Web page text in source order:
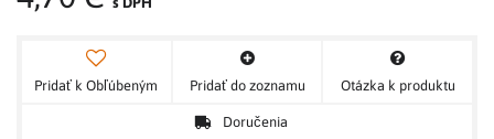
Pridať k Obľúbeným Pridať do zoznamu Otázka k produktu
Doručenia